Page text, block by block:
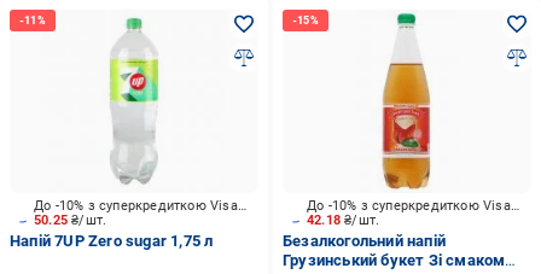
50.25₴/шт.
До -10% з суперкредиткою Visa Вигода
Напій 7UP Zero sugar 1,75 л
42.18₴/шт.
До -10% з суперкредиткою Visa Вигода
Безалкогольний напій
Грузинський букет Зі смаком